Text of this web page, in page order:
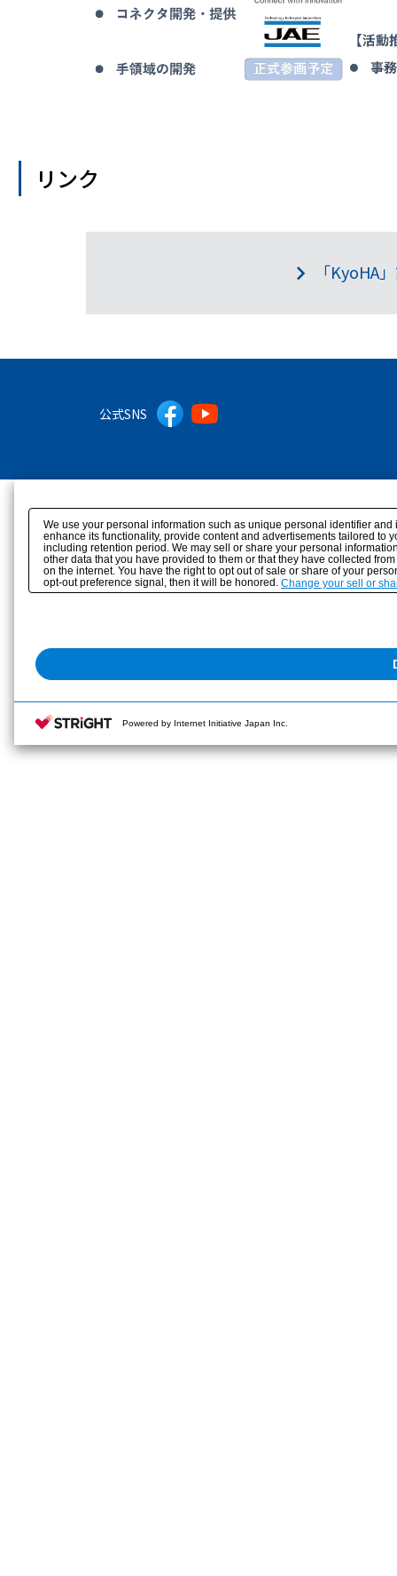
リンク
「KyoHA
公式SNS
We use your personal information such as unique personal identifier
enhance its functionality, provide content and advertisements tailored
including retention period. We may sell or share your personal
other data that you have provided to them or that they have collected
on the internet. You have the right to opt out of sale or share of your
opt-out preference signal, then it will be honored. Change your sell or
Powered by Internet Initiative Japan Inc.